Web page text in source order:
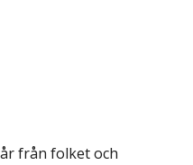
från folket och